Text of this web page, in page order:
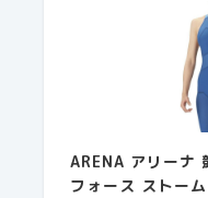
ARENA アリーナ
フォース ストー